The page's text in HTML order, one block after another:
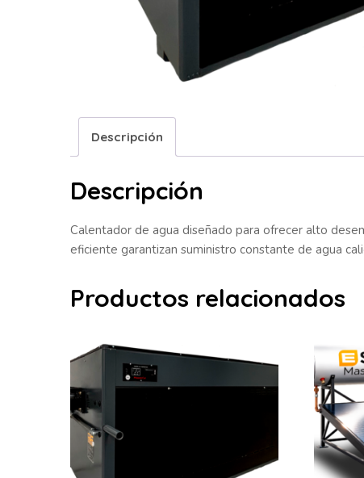
Descripción
Descripción
Calentador de agua diseñado para ofrecer alto
eficiente garantizan suministro constante de agua
Productos relacionados